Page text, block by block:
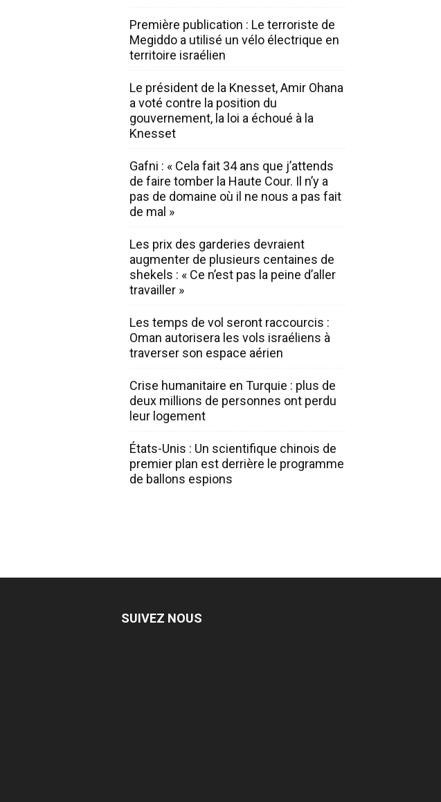
Première publication : Le terroriste de
Megiddo a utilisé un vélo électrique en
territoire israélien
Le président de la Knesset, Amir Ohana
a voté contre la position du
gouvernement, la loi a échoué à la
Knesset
Gafni : « Cela fait 34 ans que j’attends
de faire tomber la Haute Cour. Il n’y a
pas de domaine où il ne nous a pas fait
de mal »
Les prix des garderies devraient
augmenter de plusieurs centaines de
shekels : « Ce n’est pas la peine d’aller
travailler »
Les temps de vol seront raccourcis :
Oman autorisera les vols israéliens à
traverser son espace aérien
Crise humanitaire en Turquie : plus de
deux millions de personnes ont perdu
leur logement
États-Unis : Un scientifique chinois de
premier plan est derrière le programme
de ballons espions
SUIVEZ NOUS